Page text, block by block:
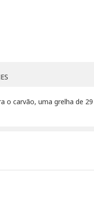
o carvão, uma grelha de